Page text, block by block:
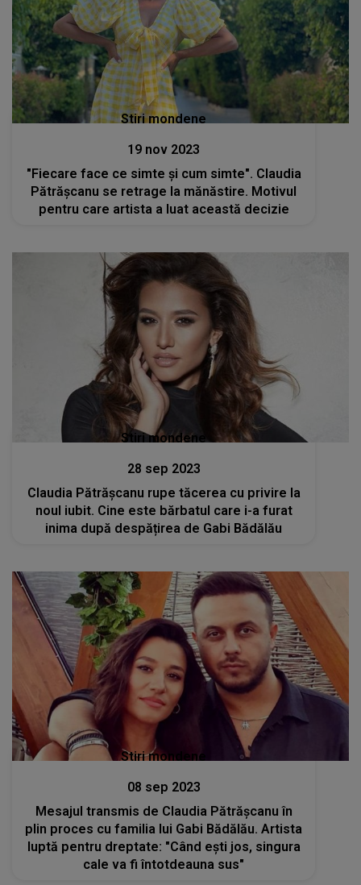
Stiri mondene
19 nov 2023
"Fiecare face ce simte și cum simte". Claudia
Pătrășcanu se retrage la mănăstire. Motivul
pentru care artista a luat această decizie
Stiri mondene
28 sep 2023
Claudia Pătrășcanu rupe tăcerea cu privire la
noul iubit. Cine este bărbatul care i-a furat
inima după despățirea de Gabi Bădălău
Stiri mondene
08 sep 2023
Mesajul transmis de Claudia Pătrășcanu în
plin proces cu familia lui Gabi Bădălău. Artista
luptă pentru dreptate: "Când ești jos, singura
cale va fi întotdeauna sus"